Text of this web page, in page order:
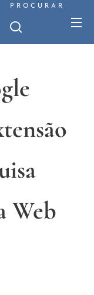
PROCURAR
Web